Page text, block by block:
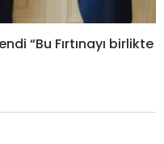
“Bu Fırtınayı birlikte